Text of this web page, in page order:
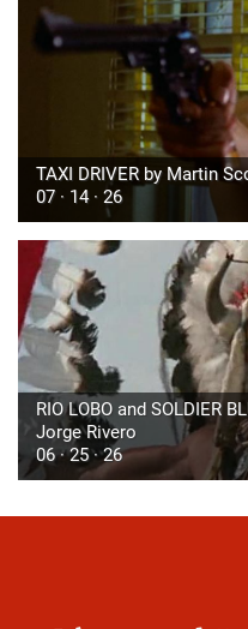
TAXI DRIVER by Martin
07 · 14 · 26
RIO LOBO and SOLDIER
Jorge Rivero
06 · 25 · 26